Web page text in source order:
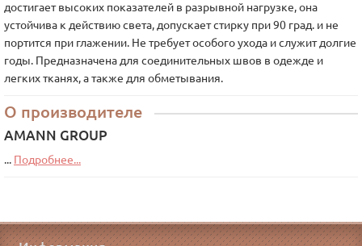
достигает высоких показателей в разрывной нагрузке, она
устойчива к действию света, допускает стирку при 90 град. и не
портится при глажении. Не требует особого ухода и служит долгие
годы. Предназначена для соединительных швов в одежде и
легких тканях, а также для обметывания.
О производителе
AMANN GROUP
... Подробнее...